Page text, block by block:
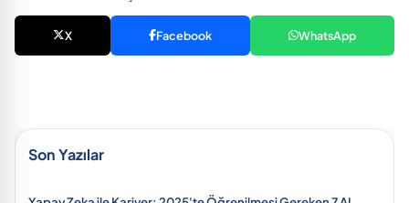
X Facebook WhatsApp
Son Yazılar